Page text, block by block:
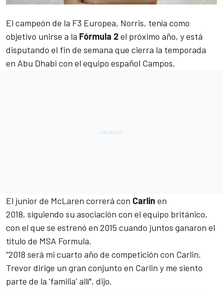
El campeón de la F3 Europea, Norris, tenía como
objetivo unirse a la Fórmula 2el próximo año, y está
disputando el fin de semana que cierra la temporada
en Abu Dhabi con el equipo español Campos.
El junior de McLaren correrá con Carlin en
2018, siguiendo su asociación con el equipo británico,
con el que se estrenó en 2015 cuando juntos ganaron el
título de MSA Formula.
“2018 será mi cuarto año de competición con Carlin.
Trevor dirige un gran conjunto en Carlin y me siento
parte de la 'familia' allí", dijo.